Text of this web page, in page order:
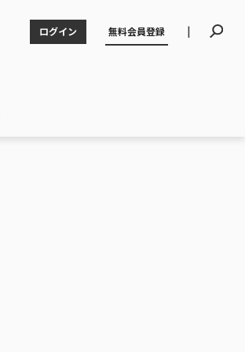
ログイン 無料会員登録 |